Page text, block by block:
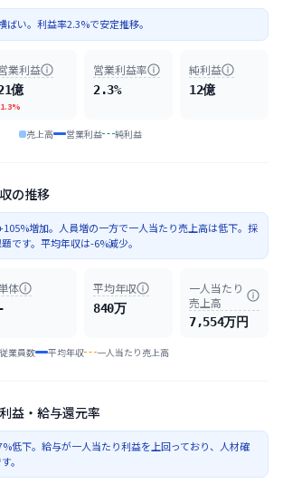
ばい。利益率2.3%で安定推移。
業利益
億
営業利益率
2.3%
純利益
12億
売上高 営業利益 純利益
の推移
増加。人員増の一方で一人当たり売上高は低下。採
です。平均年収は-6%減少。
体
-
平均年収
840万
一人当たり
売上高
7,554万円
従業員数 平均年収 一人当たり売上高
益・給与還元率
低下。給与が一人当たり利益を上回っており、人材確
。